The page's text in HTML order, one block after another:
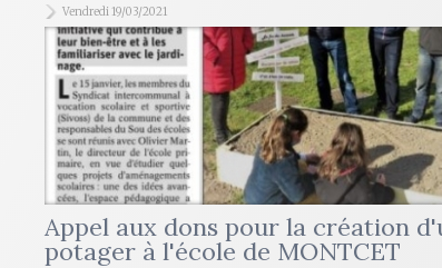
Vendredi 19/03/2021
Appel aux dons pour la création
potager à l'école de MONTCET